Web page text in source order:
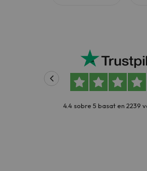
4.4 sobre 5 basat en 2239